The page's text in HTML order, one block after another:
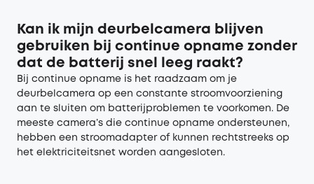
Kan ik mijn deurbelcamera blijven
gebruiken bij continue opname zonder
dat de batterij snel leeg raakt?
Bij continue opname is het raadzaam om je
deurbelcamera op een constante stroomvoorziening
aan te sluiten om batterijproblemen te voorkomen. De
meeste camera’s die continue opname ondersteunen,
hebben een stroomadapter of kunnen rechtstreeks op
het elektriciteitsnet worden aangesloten.